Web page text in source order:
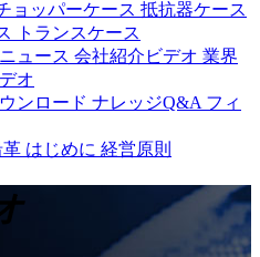
ョッパーケース 抵抗器ケース
トランスケース
ュース 会社紹介ビデオ 業界
オ
ンロード ナレッジQ&A フィ
革 はじめに 経営原則